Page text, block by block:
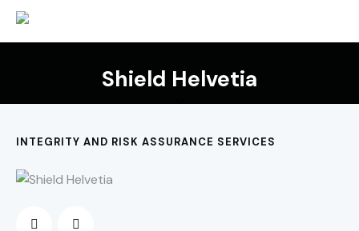
Shield Helvetia
INTEGRITY AND RISK ASSURANCE SERVICES